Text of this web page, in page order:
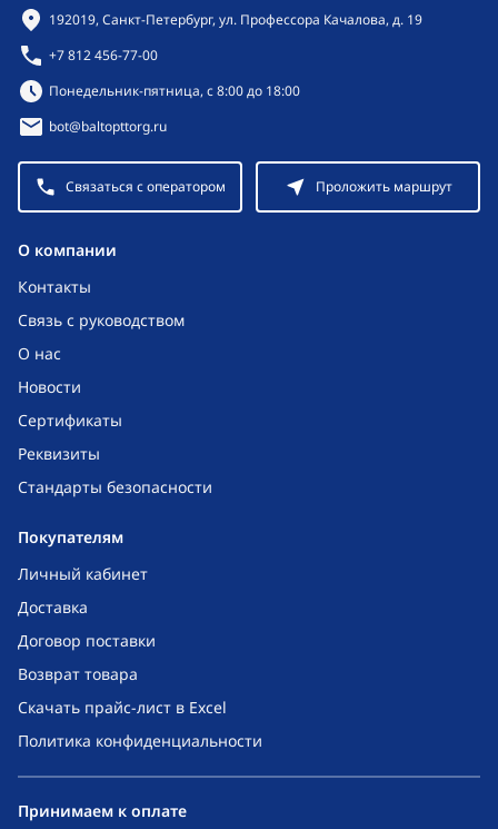
O компании
Контакты
Связь с руководством
О нас
Новости
Сертификаты
Реквизиты
Стандарты безопасности
Покупателям
Личный кабинет
Доставка
Договор поставки
Возврат товара
Скачать прайс-лист в Excel
Политика конфиденциальности
Контактная информация
192019, Санкт-Петербург, ул. Профессора Качалова, д. 19
+7 812 456-77-00
Режим работы:
Понедельник-пятница, с 8:00 до 18:00
bot@baltopttorg.ru
Связаться с оператором Проложить маршрут
Принимаем к оплате